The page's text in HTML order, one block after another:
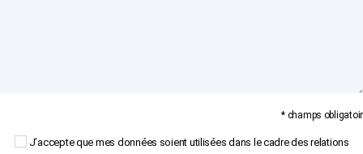
* champs obligatoir
J’accepte que mes données soient utilisées dans le cadre des relations